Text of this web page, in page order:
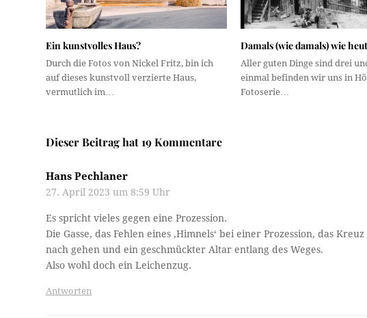
Ein kunstvolles Haus?
Durch die Fotos von Nickel Fritz, bin ich
auf dieses kunstvoll verzierte Haus,
vermutlich im…
Damals (wie damals) wie
Aller guten Dinge sind drei
einmal befinden wir uns in
Fotoserie…
Dieser Beitrag hat 19 Kommentare
Hans Pechlaner
27. April 2023 um 8:59 Uhr
Es spricht vieles gegen eine Prozession.
Die Gasse, das Fehlen eines ‚Himnels‘ bei einer Prozession, das
nach gehen und ein geschmückter Altar entlang des Weges.
Also wohl doch ein Leichenzug.
Antworten